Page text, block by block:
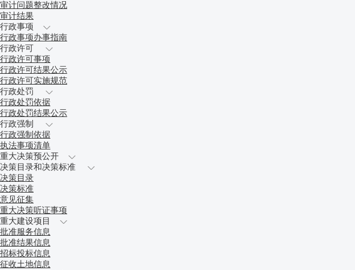
审计问题整改情况
审计结果
行政事项
行政事项办事指南
行政许可
行政许可事项
行政许可结果公示
行政许可实施规范
行政处罚
行政处罚依据
行政处罚结果公示
行政强制
行政强制依据
执法事项清单
重大决策预公开
决策目录和决策标准
决策目录
决策标准
意见征集
重大决策听证事项
重大建设项目
批准服务信息
批准结果信息
招标投标信息
征收土地信息